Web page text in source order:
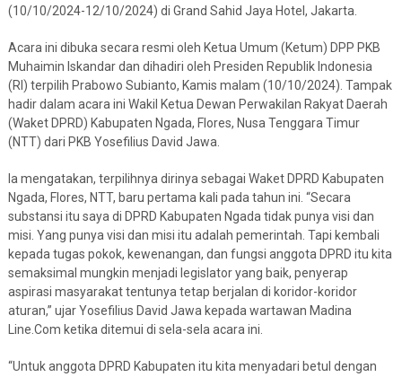
(10/10/2024-12/10/2024) di Grand Sahid Jaya Hotel, Jakarta.
Acara ini dibuka secara resmi oleh Ketua Umum (Ketum) DPP PKB
Muhaimin Iskandar dan dihadiri oleh Presiden Republik Indonesia
(RI) terpilih Prabowo Subianto, Kamis malam (10/10/2024). Tampak
hadir dalam acara ini Wakil Ketua Dewan Perwakilan Rakyat Daerah
(Waket DPRD) Kabupaten Ngada, Flores, Nusa Tenggara Timur
(NTT) dari PKB Yosefilius David Jawa.
Ia mengatakan, terpilihnya dirinya sebagai Waket DPRD Kabupaten
Ngada, Flores, NTT, baru pertama kali pada tahun ini. “Secara
substansi itu saya di DPRD Kabupaten Ngada tidak punya visi dan
misi. Yang punya visi dan misi itu adalah pemerintah. Tapi kembali
kepada tugas pokok, kewenangan, dan fungsi anggota DPRD itu kita
semaksimal mungkin menjadi legislator yang baik, penyerap
aspirasi masyarakat tentunya tetap berjalan di koridor-koridor
aturan,” ujar Yosefilius David Jawa kepada wartawan Madina
Line.Com ketika ditemui di sela-sela acara ini.
“Untuk anggota DPRD Kabupaten itu kita menyadari betul dengan